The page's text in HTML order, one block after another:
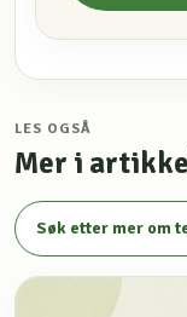
LES OGSÅ
Mer i
Søk etter mer om